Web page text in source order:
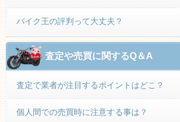
バイク王の評判って大丈夫？
査定や売買に関するQ＆A
査定で業者が注目するポイントはどこ？
個人間での売買時に注意する事は？